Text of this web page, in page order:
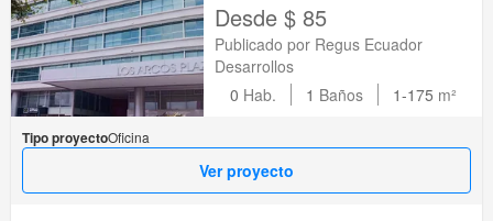
Desde $ 85
Publicado por Regus Ecuador
Desarrollos
0 Hab. 1 Baños 1-175 m²
Tipo proyectoOficina
Ver proyecto